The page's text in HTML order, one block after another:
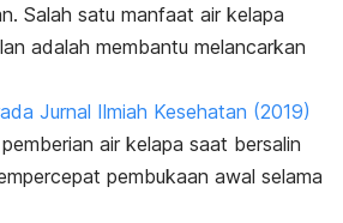
Salah satu manfaat air kelapa
adalah membantu melancarkan
Jurnal Ilmiah Kesehatan (2019)
air kelapa saat bersalin
pembukaan awal selama